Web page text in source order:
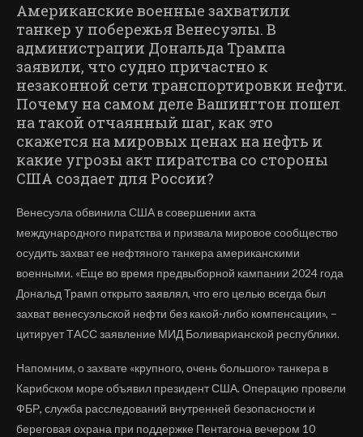
Американские военные захватили
танкер у побережья Венесуэлы. В
администрации Дональда Трампа
заявили, что судно причастно к
незаконной сети транспортировки нефти.
Почему на самом деле Вашингтон пошел
на такой отчаянный шаг, как это
скажется на мировых ценах на нефть и
какие угрозы акт пиратства со стороны
США создает для России?
Венесуэла обвинила США в совершении акта
международного пиратства и призвала мировое сообщество
осудить захват ее нефтяного танкера американскими
военными. «Еще во время предвыборной кампании 2024 года
Дональд Трамп открыто заявлял, что его целью всегда был
захват венесуэльской нефти без какой-либо компенсации», –
цитирует ТАСС заявление МИД Боливарианской республики.
Напомним, о захвате «крупного, очень большого» танкера в
Карибском море объявил президент США. Операцию провели
ФБР, служба расследований внутренней безопасности и
береговая охрана при поддержке Пентагона вечером 10